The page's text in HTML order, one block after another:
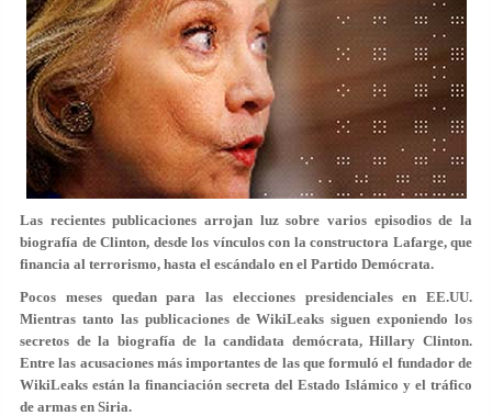
Las recientes publicaciones arrojan luz sobre varios episodios de la
biografía de Clinton, desde los vínculos con la constructora Lafarge, que
financia al terrorismo, hasta el escándalo en el Partido Demócrata.
Pocos meses quedan para las elecciones presidenciales en EE.UU.
Mientras tanto las publicaciones de WikiLeaks siguen exponiendo los
secretos de la biografía de la candidata demócrata, Hillary Clinton.
Entre las acusaciones más importantes de las que formuló el fundador de
WikiLeaks están la financiación secreta del Estado Islámico y el tráfico
de armas en Siria.